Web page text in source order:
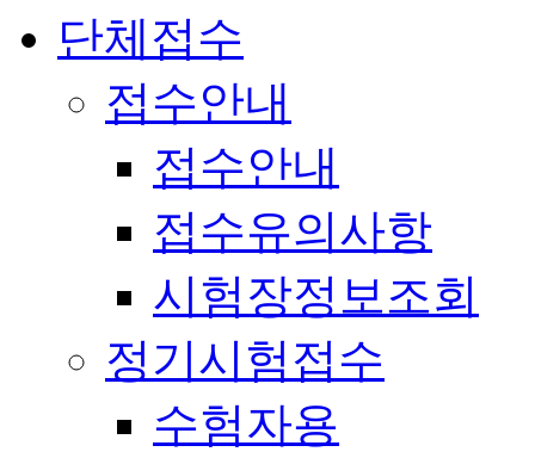
단체접수
접수안내
접수안내
접수유의사항
시험장정보조회
정기시험접수
수험자용